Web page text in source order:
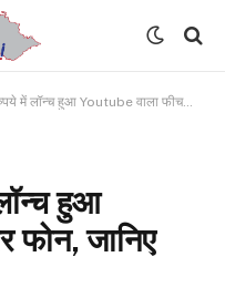
हुआ Youtube वाला फीचर फोन, जानिए फीचर्स
हुआ
फोन, जानिए